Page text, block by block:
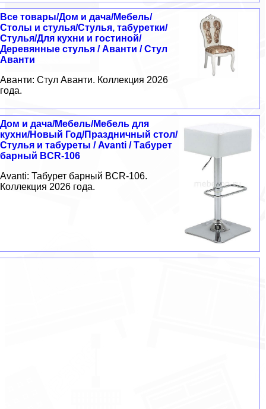
Все товары/Дом и дача/Мебель/
Столы и стулья/Стулья, табуретки/
Стулья/Для кухни и гостиной/
Деревянные стулья / Аванти / Стул
Аванти
Аванти: Стул Аванти. Коллекция 2026
года.
Дом и дача/Мебель/Мебель для
кухни/Новый Год/Праздничный стол/
Стулья и табуреты / Avanti / Табурет
барный BCR-106
Avanti: Табурет барный BCR-106.
Коллекция 2026 года.